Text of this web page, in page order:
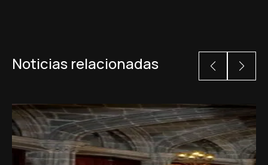
Noticias relacionadas